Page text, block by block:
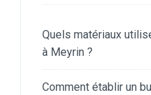
Quels matériaux
à Meyrin ?
Comment établir un